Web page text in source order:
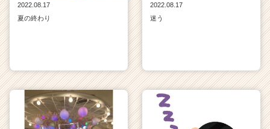
2022.08.17
夏の終わり
2022.08.17
迷う